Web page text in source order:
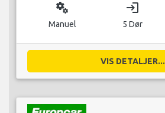
miscellaneous_services
Manuel
login
5 Dør
VIS DETALJER...